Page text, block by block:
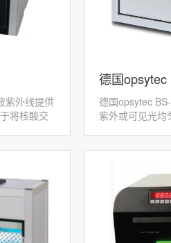
紫外线提供
将核酸交
德国
德国opsytec
紫外或可见光均